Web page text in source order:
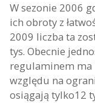
W sezonie 2006
ich obroty z
2009 liczba ta
tys. Obecnie
regulaminem ma
względu na
osiągają tylko12